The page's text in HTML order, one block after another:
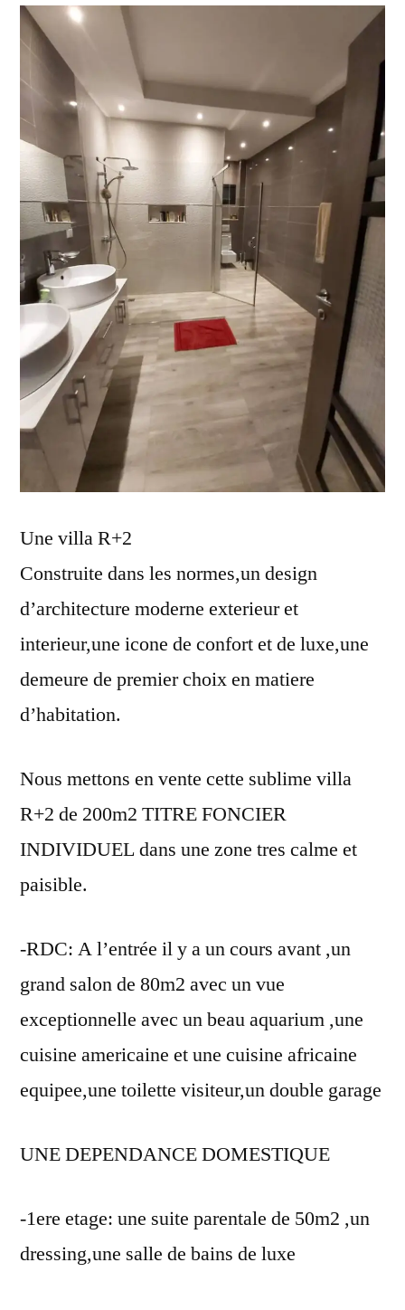
Une villa R+2
Construite dans les normes,un design
d’architecture moderne exterieur et
interieur,une icone de confort et de luxe,une
demeure de premier choix en matiere
d’habitation.
Nous mettons en vente cette sublime villa
R+2 de 200m2 TITRE FONCIER
INDIVIDUEL dans une zone tres calme et
paisible.
-RDC: A l’entrée il y a un cours avant ,un
grand salon de 80m2 avec un vue
exceptionnelle avec un beau aquarium ,une
cuisine americaine et une cuisine africaine
equipee,une toilette visiteur,un double garage
UNE DEPENDANCE DOMESTIQUE
-1ere etage: une suite parentale de 50m2 ,un
dressing,une salle de bains de luxe